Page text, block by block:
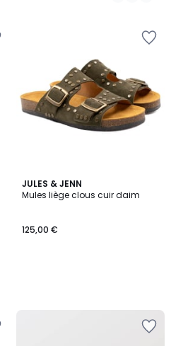
JULES & JENN
Mules liège clous cuir daim
125,00 €